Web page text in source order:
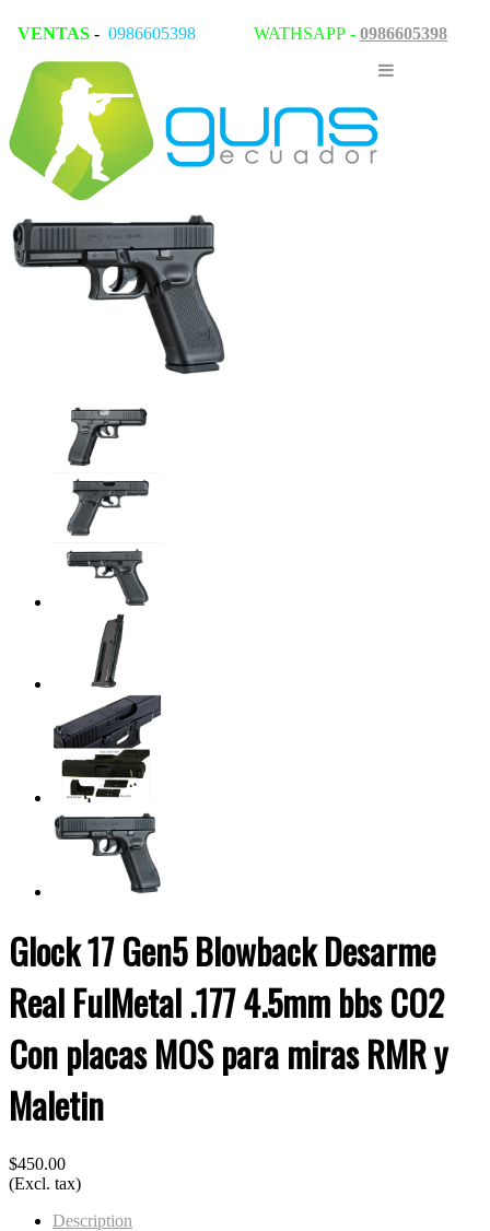
VENTAS - 0986605398 WATHSAPP - 0986605398
Glock 17 Gen5 Blowback Desarme
Real FulMetal .177 4.5mm bbs CO2
Con placas MOS para miras RMR y
Maletin
$450.00
(Excl. tax)
Description